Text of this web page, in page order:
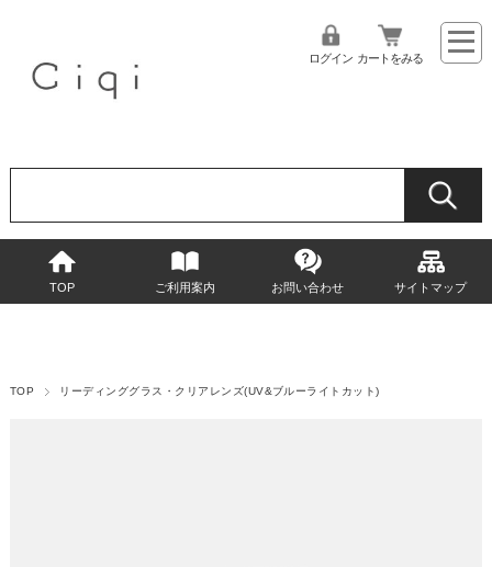
ログイン カートをみる
TOP ご利用案内 お問い合わせ サイトマップ
TOP リーディンググラス・クリアレンズ(UV&ブルーライトカット)